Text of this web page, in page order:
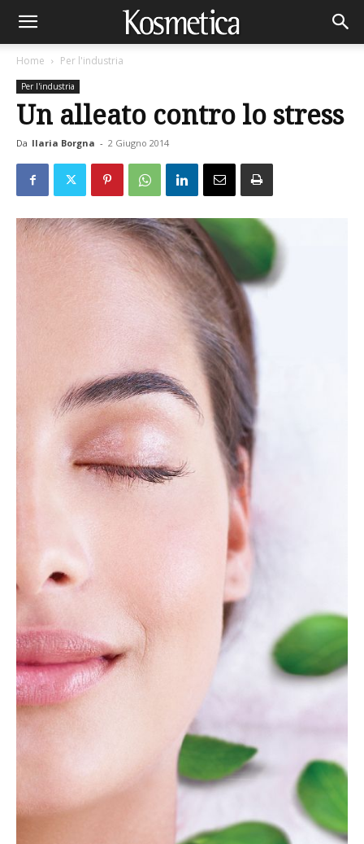
Home Per l'industria
Per l'industria
Un alleato contro lo stress
Da Ilaria Borgna - 2 Giugno 2014